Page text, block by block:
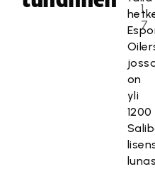
1
7
on
yli
1200